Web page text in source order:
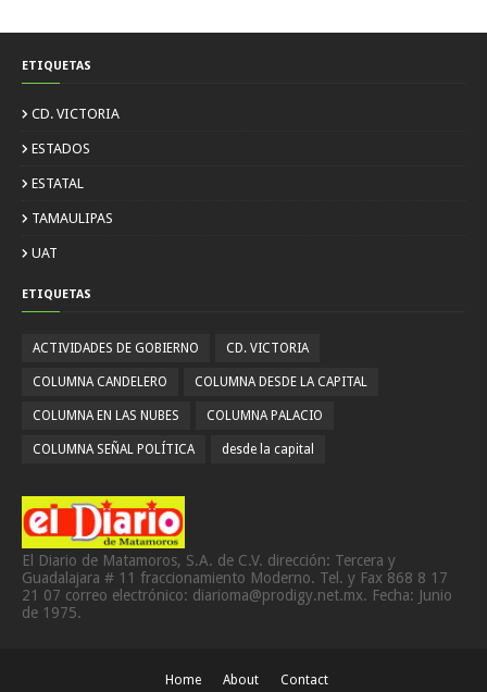
ETIQUETAS
CD. VICTORIA
ESTADOS
ESTATAL
TAMAULIPAS
UAT
ETIQUETAS
ACTIVIDADES DE GOBIERNO CD. VICTORIA
COLUMNA CANDELERO COLUMNA DESDE LA CAPITAL
COLUMNA EN LAS NUBES COLUMNA PALACIO
COLUMNA SEÑAL POLÍTICA desde la capital
El Diario de Matamoros, S.A. de C.V. dirección: Tercera y
Guadalajara # 11 fraccionamiento Moderno. Tel. y Fax 868 8 17
21 07 correo electrónico: diarioma@prodigy.net.mx. Fecha: Junio
de 1975.
Home About Contact